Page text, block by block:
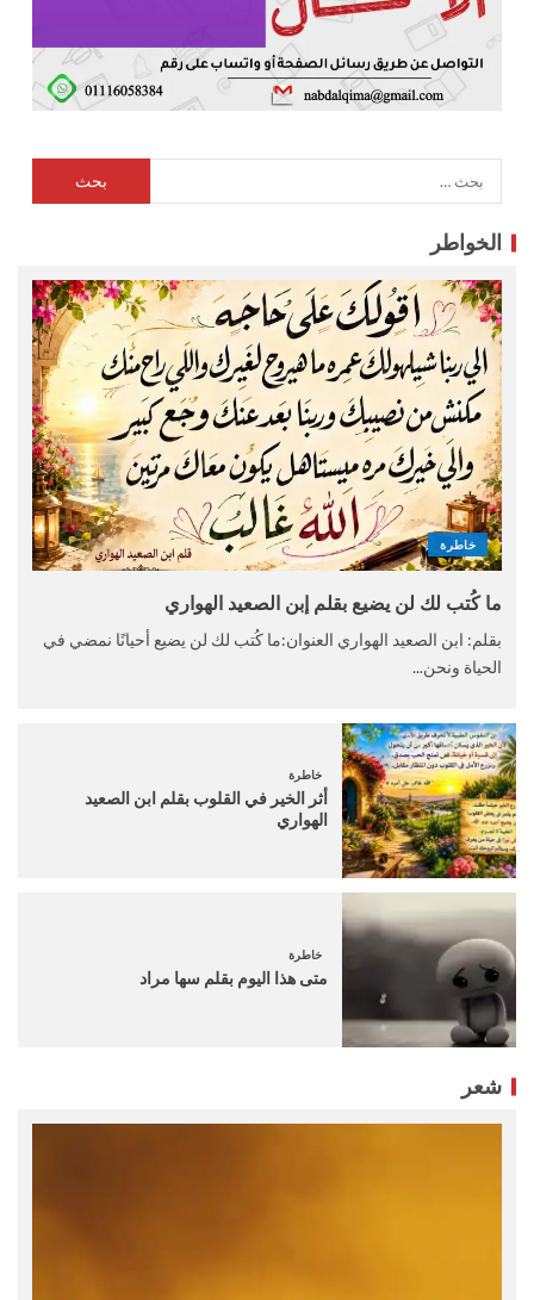
الخواطر
خاطرة
ما كُتب لك لن يضيع بقلم إبن الصعيد الهواري
بقلم: ابن الصعيد الهواري العنوان:ما كُتب لك لن يضيع أحيانًا نمضي في
الحياة ونحن...
خاطرة
أثر الخير في القلوب بقلم ابن الصعيد
الهواري
خاطرة
متى هذا اليوم بقلم سها مراد
شعر